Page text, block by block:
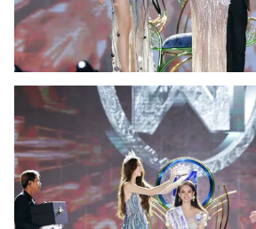
Ðiện thoại Thời báo VTV:024.66 897 897
Email:
toasoan@vtv.vn
Liên hệ quảng cáo: 024-7300.7108